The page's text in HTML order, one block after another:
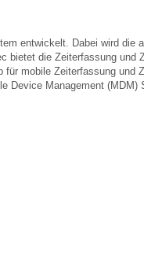
entwickelt. Dabei wird die
die Zeiterfassung
mobile Zeiterfassung
Management